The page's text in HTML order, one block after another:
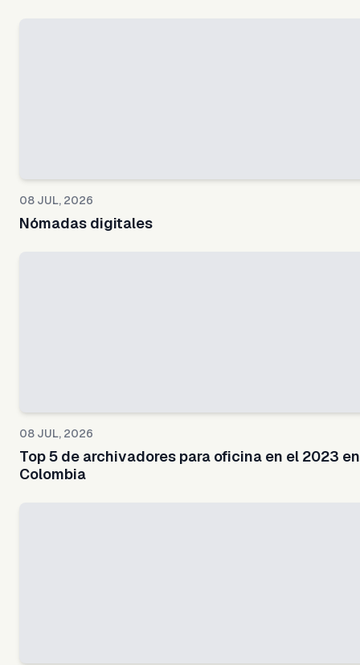
08 JUL, 2026
Nómadas digitales
08 JUL, 2026
Top 5 de archivadores para oficina en el 2023 en
Colombia